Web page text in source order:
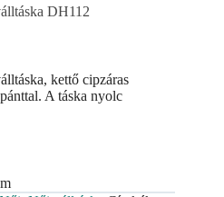
DH112
kettő cipzáras
A táska nyolc